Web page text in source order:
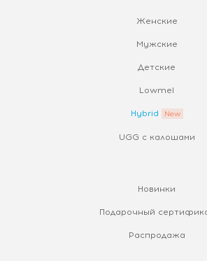
Женские
Мужские
Детские
Lowmel
Hybrid
UGG с калошами
Новинки
Подарочный
Распродажа